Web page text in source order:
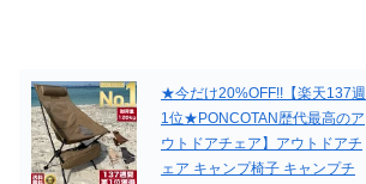
★今だけ20%OFF!!【楽天137週
1位★PONCOTAN歴代最高のア
ウトドアチェア】アウトドアチ
ェア キャンプ椅子 キャンプチ